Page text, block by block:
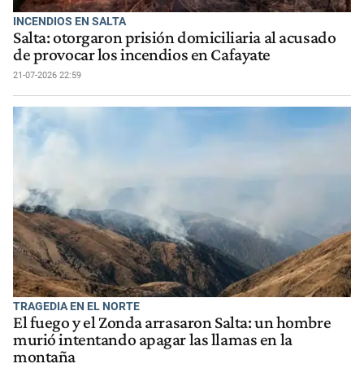
INCENDIOS EN SALTA
Salta: otorgaron prisión domiciliaria al acusado
de provocar los incendios en Cafayate
21-07-2026 22:59
TRAGEDIA EN EL NORTE
El fuego y el Zonda arrasaron Salta: un hombre
murió intentando apagar las llamas en la
montaña